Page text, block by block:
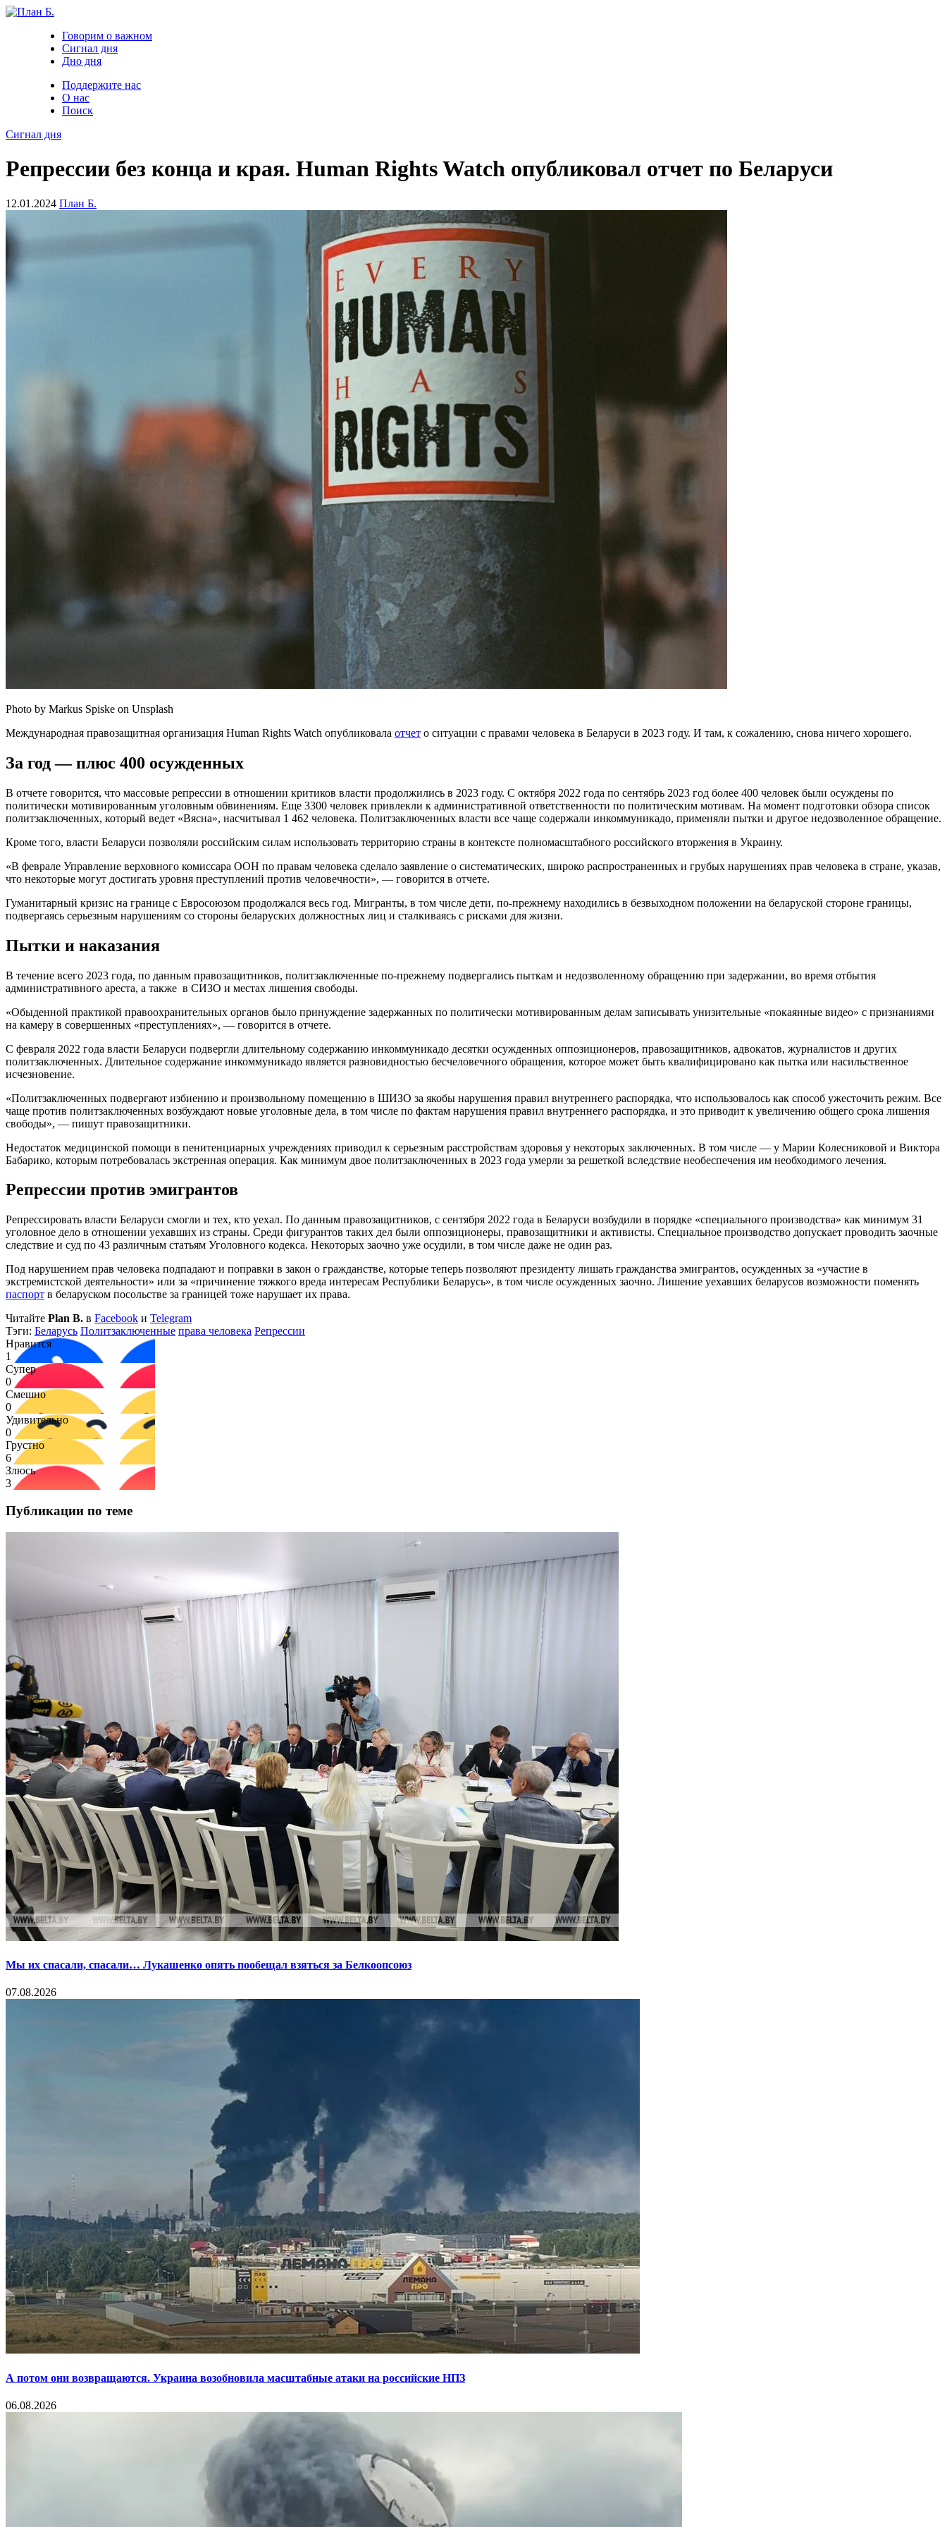
Говорим о важном
Сигнал дня
Дно дня
Поддержите нас
О нас
Поиск
Сигнал дня
Репрессии без конца и края. Human Rights Watch опубликовал отчет по Беларуси
12.01.2024 План Б.
Photo by Markus Spiske on Unsplash
Международная правозащитная организация Human Rights Watch опубликовала отчет о ситуации с правами человека в Беларуси в 2023 году. И там, к сожалению, снова ничего хорошего.
За год — плюс 400 осужденных
В отчете говорится, что массовые репрессии в отношении критиков власти продолжились в 2023 году. С октября 2022 года по сентябрь 2023 год более 400 человек были осуждены по
политически мотивированным уголовным обвинениям. Еще 3300 человек привлекли к административной ответственности по политическим мотивам. На момент подготовки обзора список
политзаключенных, который ведет «Вясна», насчитывал 1 462 человека. Политзаключенных власти все чаще содержали инкоммуникадо, применяли пытки и другое недозволенное обращение.
Кроме того, власти Беларуси позволяли российским силам использовать территорию страны в контексте полномасштабного российского вторжения в Украину.
«В феврале Управление верховного комиссара ООН по правам человека сделало заявление о систематических, широко распространенных и грубых нарушениях прав человека в стране, указав,
что некоторые могут достигать уровня преступлений против человечности», — говорится в отчете.
Гуманитарный кризис на границе с Евросоюзом продолжался весь год. Мигранты, в том числе дети, по-прежнему находились в безвыходном положении на беларуской стороне границы,
подвергаясь серьезным нарушениям со стороны беларуских должностных лиц и сталкиваясь с рисками для жизни.
Пытки и наказания
В течение всего 2023 года, по данным правозащитников, политзаключенные по-прежнему подвергались пыткам и недозволенному обращению при задержании, во время отбытия
административного ареста, а также в СИЗО и местах лишения свободы.
«Обыденной практикой правоохранительных органов было принуждение задержанных по политически мотивированным делам записывать унизительные «покаянные видео» с признаниями
на камеру в совершенных «преступлениях», — говорится в отчете.
С февраля 2022 года власти Беларуси подвергли длительному содержанию инкоммуникадо десятки осужденных оппозиционеров, правозащитников, адвокатов, журналистов и других
политзаключенных. Длительное содержание инкоммуникадо является разновидностью бесчеловечного обращения, которое может быть квалифицировано как пытка или насильственное
исчезновение.
«Политзаключенных подвергают избиению и произвольному помещению в ШИЗО за якобы нарушения правил внутреннего распорядка, что использовалось как способ ужесточить режим. Все
чаще против политзаключенных возбуждают новые уголовные дела, в том числе по фактам нарушения правил внутреннего распорядка, и это приводит к увеличению общего срока лишения
свободы», — пишут правозащитники.
Недостаток медицинской помощи в пенитенциарных учреждениях приводил к серьезным расстройствам здоровья у некоторых заключенных. В том числе — у Марии Колесниковой и Виктора
Бабарико, которым потребовалась экстренная операция. Как минимум двое политзаключенных в 2023 года умерли за решеткой вследствие необеспечения им необходимого лечения.
Репрессии против эмигрантов
Репрессировать власти Беларуси смогли и тех, кто уехал. По данным правозащитников, с сентября 2022 года в Беларуси возбудили в порядке «специального производства» как минимум 31
уголовное дело в отношении уехавших из страны. Среди фигурантов таких дел были оппозиционеры, правозащитники и активисты. Специальное производство допускает проводить заочные
следствие и суд по 43 различным статьям Уголовного кодекса. Некоторых заочно уже осудили, в том числе даже не один раз.
Под нарушением прав человека подпадают и поправки в закон о гражданстве, которые теперь позволяют президенту лишать гражданства эмигрантов, осужденных за «участие в
экстремистской деятельности» или за «причинение тяжкого вреда интересам Республики Беларусь», в том числе осужденных заочно. Лишение уехавших беларусов возможности поменять
паспорт в беларуском посольстве за границей тоже нарушает их права.
Читайте Plan B. в Facebook и Telegram
Тэги: Беларусь Политзаключенные права человека Репрессии
Нравится
1
Супер
0
Смешно
0
Удивительно
0
Грустно
6
Злюсь
3
Публикации по теме
Мы их спасали, спасали… Лукашенко опять пообещал взяться за Белкоопсоюз
07.08.2026
А потом они возвращаются. Украина возобновила масштабные атаки на российские НПЗ
06.08.2026